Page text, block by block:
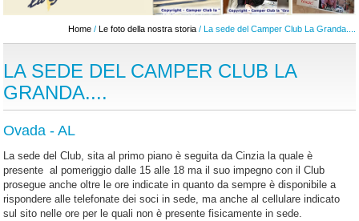
Home/ Le foto della nostra storia/ La sede del Camper Club La Granda....
LA SEDE DEL CAMPER CLUB LA
GRANDA....
Ovada - AL
La sede del Club, sita al primo piano è seguita da Cinzia la quale è
presente al pomeriggio dalle 15 alle 18 ma il suo impegno con il Club
prosegue anche oltre le ore indicate in quanto da sempre è disponibile a
rispondere alle telefonate dei soci in sede, ma anche al cellulare indicato
sul sito nelle ore per le quali non è presente fisicamente in sede.